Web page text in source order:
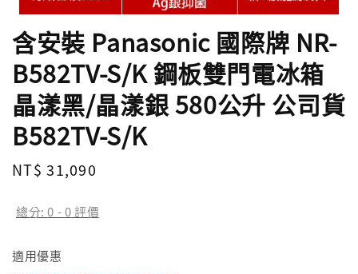
含安裝 Panasonic 國際牌 NR-
B582TV-S/K 鋼板雙門電冰箱
晶漾黑/晶漾銀 580公升 公司貨
B582TV-S/K
Regular
NT$ 31,090
總分:0 -0評價
適用優惠